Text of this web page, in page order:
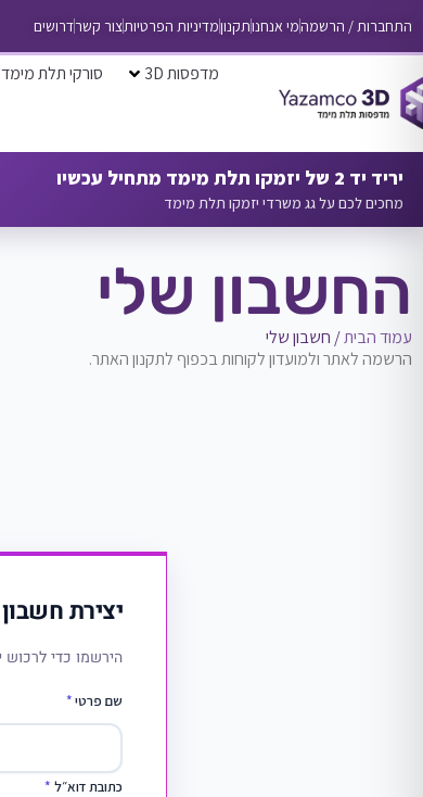
התחברות / הרשמהמי אנחנותקנוןמדיניות הפרטיותצור קשרדרושים
מדפסות 3D סורקי תלת מימד
יריד יד 2 של יזמקו תלת מימד מתחיל עכשיו
מחכים לכם על גג משרדי יזמקו תלת מימד
החשבון שלי
עמוד הבית/ חשבון שלי
הרשמה לאתר ולמועדון לקוחות בכפוף לתקנון האתר.
יצירת חשבון
הירשמו כדי לרכוש
שם פרטי*
כתובת דוא״ל *